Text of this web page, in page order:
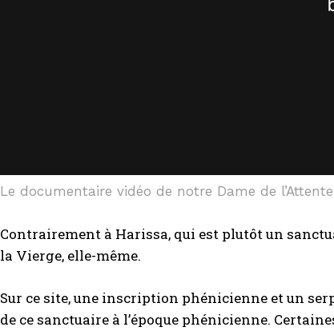
Le documentaire vidéo de notre Dame de
Contrairement à Harissa, qui est plutôt un
la Vierge, elle-même.
Sur ce site, une inscription phénicienne et un
de ce sanctuaire à l’époque phénicienne.